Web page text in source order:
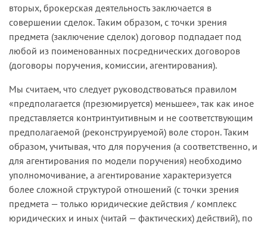
вторых, брокерская деятельность заключается в
совершении сделок. Таким образом, с точки зрения
предмета (заключение сделок) договор подпадает под
любой из поименованных посреднических договоров
(договоры поручения, комиссии, агентирования).
Мы считаем, что следует руководствоваться правилом
«предполагается (презюмируется) меньшее», так как иное
представляется контринтуитивным и не соответствующим
предполагаемой (реконструируемой) воле сторон. Таким
образом, учитывая, что для поручения (а соответственно, и
для агентирования по модели поручения) необходимо
уполномочивание, а агентирование характеризуется
более сложной структурой отношений (с точки зрения
предмета — только юридические действия / комплекс
юридических и иных (читай — фактических) действий), по